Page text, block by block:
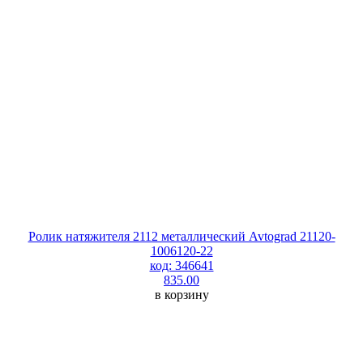
Ролик натяжителя 2112 металлический Avtograd 21120-
1006120-22
код: 346641
835.00
в корзину